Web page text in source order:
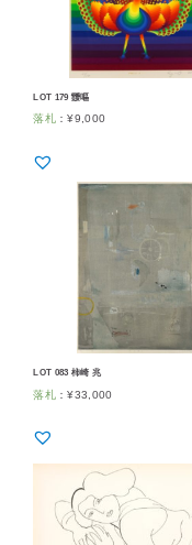
LOT 179 靉嘔
落札 ：¥9,000
LOT 083 柿崎 兆
落札 ：¥33,000